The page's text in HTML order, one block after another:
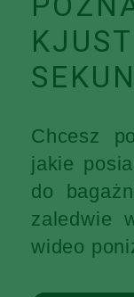
Chcesz
jakie
do
zaledwie
wideo